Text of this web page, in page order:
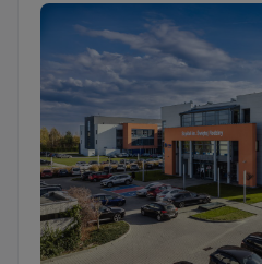
качества (ISO 9001:2015)
комплексного
Больница «Каролина»
Международной
Медицинский центр
В клинике Каролина
так и детей. Врачи
уникальный метод
крестообразной связки у
клинику приезжают